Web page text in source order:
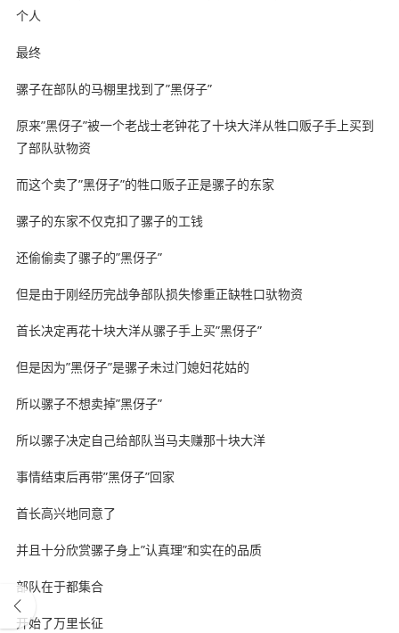
个人
最终
骡子在部队的马棚里找到了”黑伢子”
原来”黑伢子”被一个老战士老钟花了十块大洋从牲口贩子手上买到
了部队驮物资
而这个卖了”黑伢子”的牲口贩子正是骡子的东家
骡子的东家不仅克扣了骡子的工钱
还偷偷卖了骡子的”黑伢子”
但是由于刚经历完战争部队损失惨重正缺牲口驮物资
首长决定再花十块大洋从骡子手上买”黑伢子”
但是因为”黑伢子”是骡子未过门媳妇花姑的
所以骡子不想卖掉”黑伢子”
所以骡子决定自己给部队当马夫赚那十块大洋
事情结束后再带”黑伢子”回家
首长高兴地同意了
并且十分欣赏骡子身上”认真理”和实在的品质
部队在于都集合
开始了万里长征